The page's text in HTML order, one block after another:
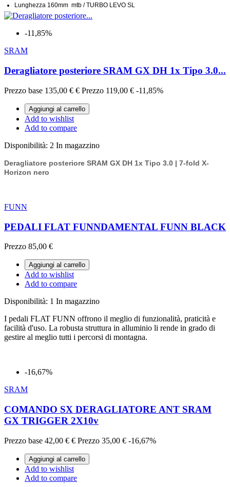
Lunghezza 160mm mtb / TURBO LEVO SL
-11,85%
SRAM
Deragliatore posteriore SRAM GX DH 1x Tipo 3.0...
Prezzo base 135,00 € € Prezzo 119,00 € -11,85%
Aggiungi al carrello
Add to wishlist
Add to compare
Disponibilità: 2 In magazzino
Deragliatore posteriore SRAM GX DH 1x Tipo 3.0 | 7-fold X-
Horizon nero
FUNN
PEDALI FLAT FUNNDAMENTAL FUNN BLACK
Prezzo 85,00 €
Aggiungi al carrello
Add to wishlist
Add to compare
Disponibilità: 1 In magazzino
I pedali FLAT FUNN offrono il meglio di funzionalità, praticità e
facilità d'uso. La robusta struttura in alluminio li rende in grado di
gestire al meglio tutti i percorsi di montagna.
-16,67%
SRAM
COMANDO SX DERAGLIATORE ANT SRAM
GX TRIGGER 2X10v
Prezzo base 42,00 € € Prezzo 35,00 € -16,67%
Aggiungi al carrello
Add to wishlist
Add to compare